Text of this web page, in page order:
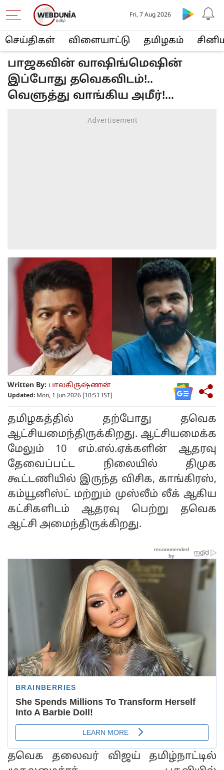
செய்திகள் விளையா‌ட்டு த‌மிழக‌ம்
Fri, 7 Aug 2026
பாஜகவின் வாஷிங்மெஷின்
இப்போது தவெகவிடம்!..
வெளுத்து வாங்கிய அமீர்!...
Written By: பாலகிருஷ்ணன்
Updated: Mon, 1 Jun 2026 (10:51 IST)
தமிழகத்தில் தற்போது தவெக
ஆட்சியமைந்திருக்கிறது. ஆட்சியமைக்க
மேலும் 10 எம்.எல்.ஏக்களின் ஆதரவு
தேவைப்பட்ட நிலையில் திமுக
கூட்டணியில் இருந்த விசிக, காங்கிரஸ்,
கம்யூனிஸ்ட் மற்றும் முஸ்லீம் லீக் ஆகிய
கட்சிகளிடம் ஆதரவு பெற்று தவெக
ஆட்சி அமைந்திருக்கிறது.
தவெக தலைவர் விஜய் தமிழ்நாட்டில்